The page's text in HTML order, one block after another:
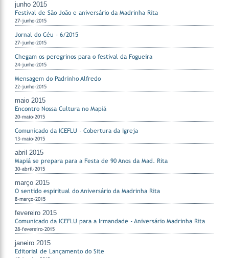
junho 2015
Festival de São João e aniversário da Madrinha Rita
27-junho-2015
Jornal do Céu - 6/2015
27-junho-2015
Chegam os peregrinos para o festival da Fogueira
24-junho-2015
Mensagem do Padrinho Alfredo
22-junho-2015
maio 2015
Encontro Nossa Cultura no Mapiá
20-maio-2015
Comunicado da ICEFLU - Cobertura da Igreja
13-maio-2015
abril 2015
Mapiá se prepara para a Festa de 90 Anos da Mad. Rita
30-abril-2015
março 2015
O sentido espiritual do Aniversário da Madrinha Rita
8-março-2015
fevereiro 2015
Comunicado da ICEFLU para a Irmandade - Aniversário Madrinha Rita
28-fevereiro-2015
janeiro 2015
Editorial de Lançamento do Site